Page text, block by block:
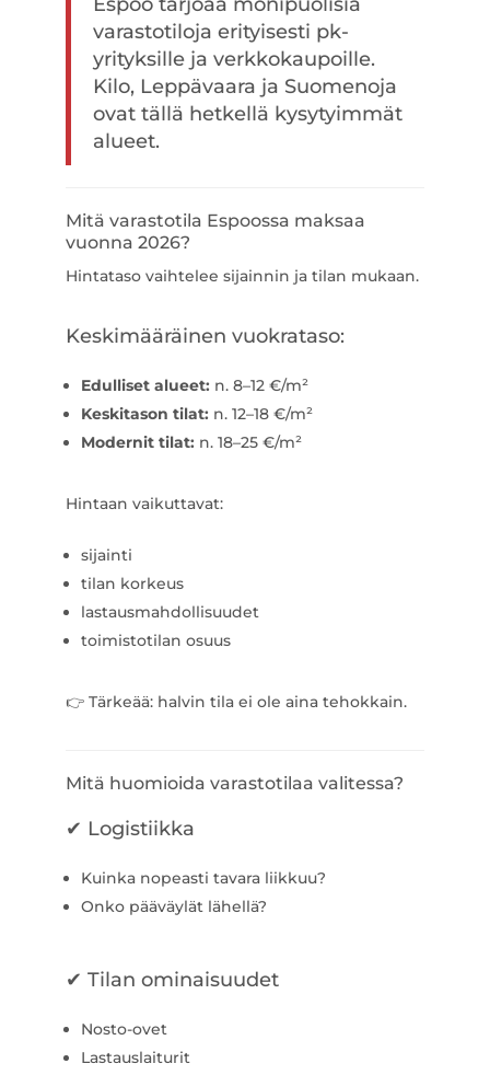
varastotiloja erityisesti pk-
yrityksille ja verkkokaupoille.
Kilo, Leppävaara ja Suomenoja
ovat tällä hetkellä kysytyimmät
alueet.
Mitä varastotila Espoossa maksaa
vuonna 2026?
Hintataso vaihtelee sijainnin ja tilan mukaan.
Keskimääräinen vuokrataso:
Edulliset alueet: n. 8–12 €/m²
Keskitason tilat: n. 12–18 €/m²
Modernit tilat: n. 18–25 €/m²
Hintaan vaikuttavat:
sijainti
tilan korkeus
lastausmahdollisuudet
toimistotilan osuus
👉 Tärkeää: halvin tila ei ole aina tehokkain.
Mitä huomioida varastotilaa valitessa?
✔ Logistiikka
Kuinka nopeasti tavara liikkuu?
Onko pääväylät lähellä?
✔ Tilan ominaisuudet
Nosto-ovet
Lastauslaiturit